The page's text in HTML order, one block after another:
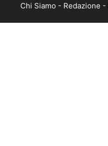
Chi Siamo - Redazione -